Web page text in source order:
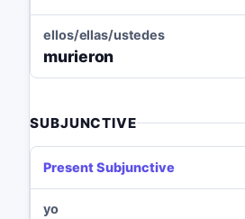
ellos/ellas/ustedes
murieron
SUBJUNCTIVE
Present Subjunctive
yo